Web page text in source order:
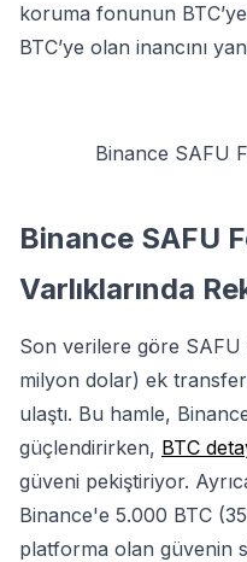
koruma fonunun BTC’ye
BTC’ye olan inancını
Binance SAFU
Binance SAFU
Varlıklarında
Son verilere göre
milyon dolar) ek
ulaştı. Bu hamle,
güçlendirirken, BTC
güveni pekiştiriyor.
Binance'e 5.000 BTC
platforma olan güvenin